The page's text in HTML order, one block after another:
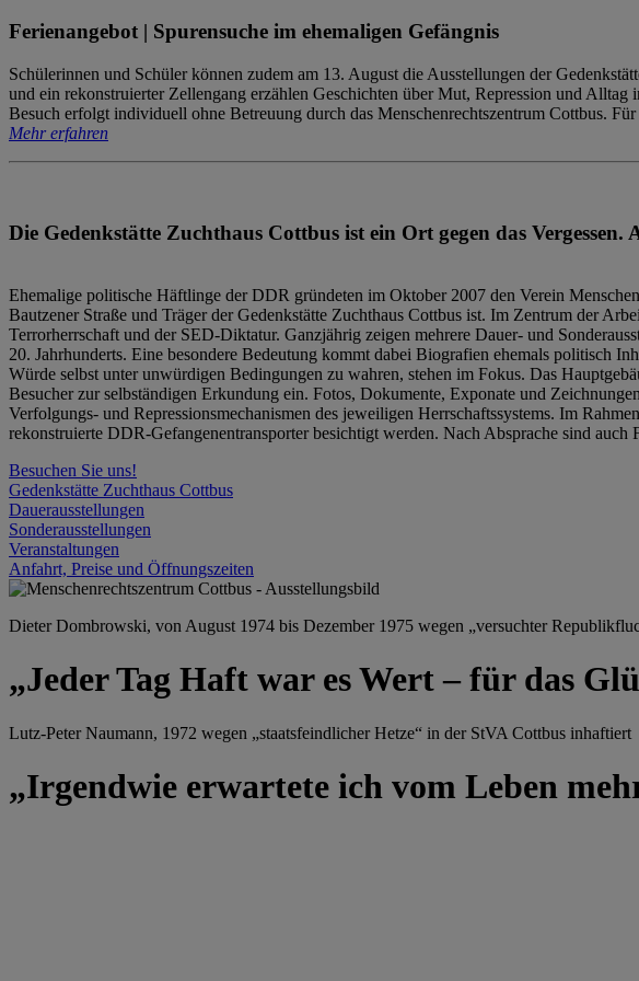
Ferienangebot | Spurensuche im ehemaligen Gefängnis
Schülerinnen und Schüler können zudem am 13. August die Ausstellungen der
und ein rekonstruierter Zellengang erzählen Geschichten über Mut, Repression und
Besuch erfolgt individuell ohne Betreuung durch das Menschenrechtszentrum Cottbus.
Mehr erfahren
Die Gedenkstätte Zuchthaus Cottbus ist ein Ort gegen das
Ehemalige politische Häftlinge der DDR gründeten im Oktober 2007 den Verein
Bautzener Straße und Träger der Gedenkstätte Zuchthaus Cottbus ist. Im Zentrum der
Terrorherrschaft und der SED-Diktatur. Ganzjährig zeigen mehrere Dauer- und
20. Jahrhunderts. Eine besondere Bedeutung kommt dabei Biografien ehemals politisch
Würde selbst unter unwürdigen Bedingungen zu wahren, stehen im Fokus. Das
Besucher zur selbständigen Erkundung ein. Fotos, Dokumente, Exponate und
Verfolgungs- und Repressionsmechanismen des jeweiligen Herrschaftssystems. Im
rekonstruierte DDR-Gefangenentransporter besichtigt werden. Nach Absprache sind
Besuchen Sie uns!
Gedenkstätte Zuchthaus Cottbus
Dauerausstellungen
Sonderausstellungen
Veranstaltungen
Anfahrt, Preise und Öffnungszeiten
Dieter Dombrowski, von August 1974 bis Dezember 1975 wegen „versuchter
„Jeder Tag Haft war es Wert – für das
Lutz-Peter Naumann, 1972 wegen „staatsfeindlicher Hetze“ in der StVA Cottbus inhaftiert
„Irgendwie erwartete ich vom Leben